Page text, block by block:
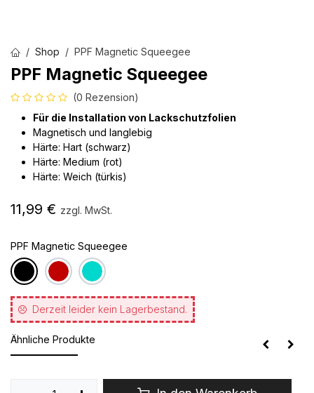
Shop PPF Magnetic Squeegee
PPF Magnetic Squeegee
(0 Rezension)
Für die Installation von Lackschutzfolien
Magnetisch und langlebig
Härte: Hart (schwarz)
Härte: Medium (rot)
Härte: Weich (türkis)
11,99 € zzgl. MwSt.
PPF Magnetic Squeegee
Derzeit leider kein Lagerbestand.
Ähnliche Produkte